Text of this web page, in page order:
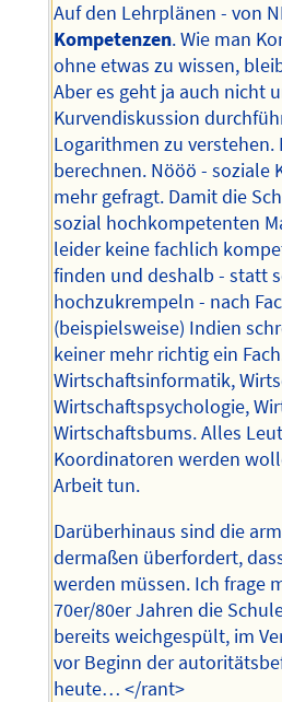
Auf den Lehrplänen - von
Kompetenzen. Wie man
ohne etwas zu wissen,
Aber es geht ja auch nicht
Kurvendiskussion
Logarithmen zu verstehen.
berechnen. Nööö - soziale
mehr gefragt. Damit die
sozial hochkompetenten
leider keine fachlich
finden und deshalb - statt
hochzukrempeln - nach
(beispielsweise) Indien
keiner mehr richtig ein
Wirtschaftsinformatik,
Wirtschaftspsychologie,
Wirtschaftsbums. Alles
Koordinatoren werden
Arbeit tun.
Darüberhinaus sind die
dermaßen überfordert,
werden müssen. Ich frage
70er/80er Jahren die
bereits weichgespült, im
vor Beginn der
heute… </rant>